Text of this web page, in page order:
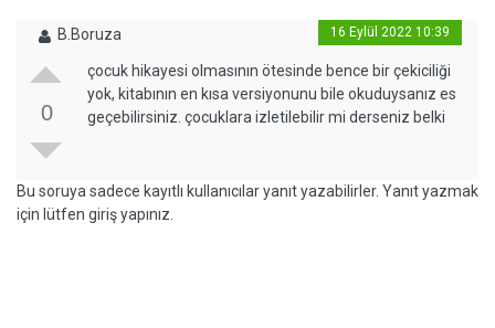
B.Boruza 16 Eylül 2022 10:39
0
çocuk hikayesi olmasının ötesinde bence bir çekiciliği
yok, kitabının en kısa versiyonunu bile okuduysanız es
geçebilirsiniz. çocuklara izletilebilir mi derseniz belki
Bu soruya sadece kayıtlı kullanıcılar yanıt yazabilirler. Yanıt yazmak
için lütfen giriş yapınız.